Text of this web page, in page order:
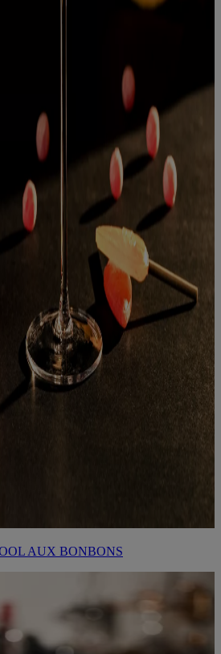
AUX BONBONS